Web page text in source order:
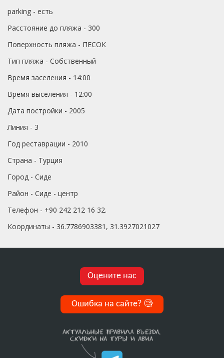
parking - есть
Расстояние до пляжа - 300
Поверхность пляжа - ПЕСОК
Тип пляжа - Собственный
Время заселения - 14:00
Время выселения - 12:00
Дата постройки - 2005
Линия - 3
Год реставрации - 2010
Страна - Турция
Город - Сиде
Район - Сиде - центр
Телефон - +90 242 212 16 32.
Координаты - 36.7786903381, 31.3927021027
Оцените нас
Ошибка на сайте? 🧐